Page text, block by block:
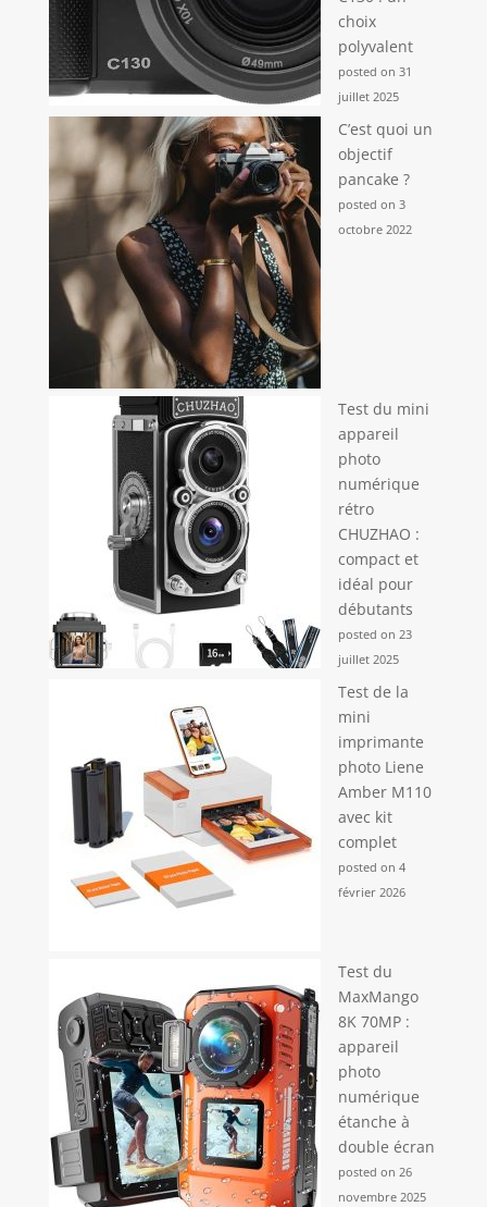
choix
polyvalent
posted on 31
juillet 2025
C’est quoi un
objectif
pancake ?
posted on 3
octobre 2022
Test du mini
appareil
photo
numérique
rétro
CHUZHAO :
compact et
idéal pour
débutants
posted on 23
juillet 2025
Test de la
mini
imprimante
photo Liene
Amber M110
avec kit
complet
posted on 4
février 2026
Test du
MaxMango
8K 70MP :
appareil
photo
numérique
étanche à
double écran
posted on 26
novembre 2025